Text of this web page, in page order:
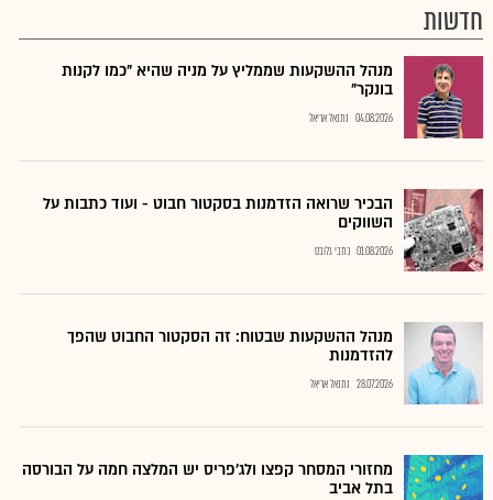
חדשות
מנהל ההשקעות שממליץ על מניה שהיא "כמו לקנות
בונקר"
04.08.2026 נתנאל אריאל
הבכיר שרואה הזדמנות בסקטור חבוט - ועוד כתבות על
השווקים
01.08.2026 כתבי גלובס
מנהל ההשקעות שבטוח: זה הסקטור החבוט שהפך
להזדמנות
28.07.2026 נתנאל אריאל
מחזורי המסחר קפצו ולג'פריס יש המלצה חמה על הבורסה
בתל אביב